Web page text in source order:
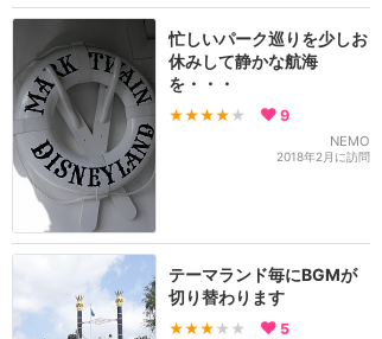
忙しいパーク巡りを少しお
休みして静かな航海
を・・・
★★★★ ★ 9
NEMO
2018年2月に訪問
テーマランド毎にBGMが
切り替わります
★★★ ★★ 5